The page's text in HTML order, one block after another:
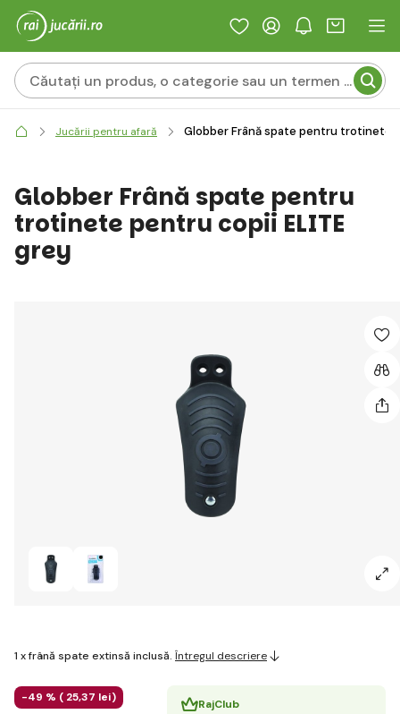
Jucării pentru afară Globber Frână spate pentru trotinete
Globber Frână spate pentru
trotinete pentru copii ELITE
grey
1 x frână spate extinsă inclusă. Întregul descriere
-49 % ( 25,37 lei)
RajClub